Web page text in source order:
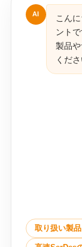
AI
こん
ント
製品
くださ
取り扱い製